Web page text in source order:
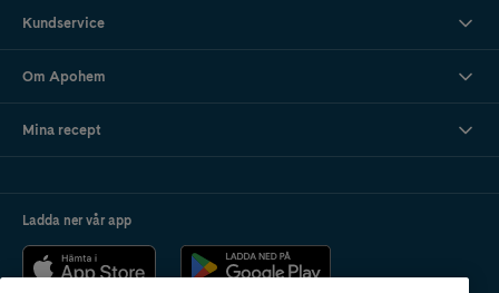
Kundservice
Om Apohem
Mina recept
Ladda ner vår app